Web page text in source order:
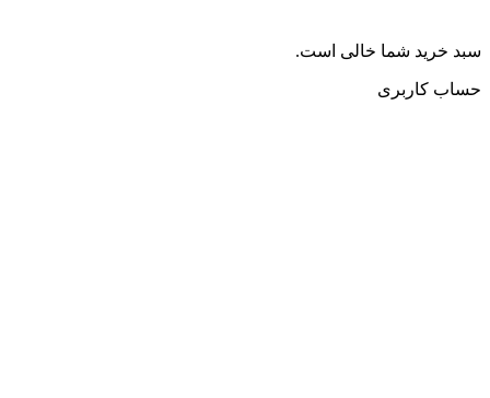
سبد خرید شما خالی است.
حساب کاربری